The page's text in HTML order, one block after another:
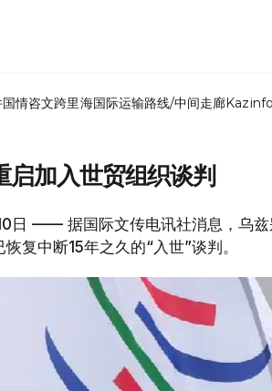
国情咨文跨里海国际运输路线/中间走廊
启加入世贸组织谈判
日 —— 据国际文传电讯社消息，乌
复中断15年之久的“入世”谈判。